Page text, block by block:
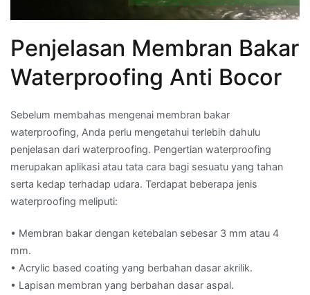
Penjelasan Membran Bakar
Waterproofing Anti Bocor
Sebelum membahas mengenai membran bakar
waterproofing, Anda perlu mengetahui terlebih dahulu
penjelasan dari waterproofing. Pengertian waterproofing
merupakan aplikasi atau tata cara bagi sesuatu yang tahan
serta kedap terhadap udara. Terdapat beberapa jenis
waterproofing meliputi:
• Membran bakar dengan ketebalan sebesar 3 mm atau 4
mm.
• Acrylic based coating yang berbahan dasar akrilik.
• Lapisan membran yang berbahan dasar aspal.